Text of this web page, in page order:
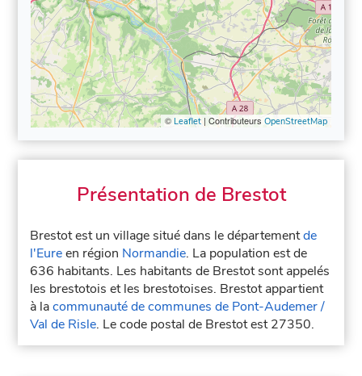
© Leaflet| Contributeurs OpenStreetMap
Présentation de Brestot
Brestot est un village situé dans le départementde
l'Eureen région Normandie. La population est de
636 habitants. Les habitants de Brestot sont appelés
les brestotois et les brestotoises. Brestot appartient
à lacommunauté de communes de Pont-Audemer /
Val de Risle. Le code postal de Brestot est 27350.